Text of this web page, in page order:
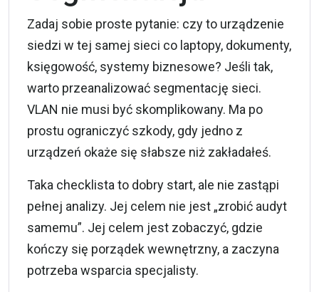
Zadaj sobie proste pytanie: czy to urządzenie
siedzi w tej samej sieci co laptopy, dokumenty,
księgowość, systemy biznesowe? Jeśli tak,
warto przeanalizować segmentację sieci.
VLAN nie musi być skomplikowany. Ma po
prostu ograniczyć szkody, gdy jedno z
urządzeń okaże się słabsze niż zakładałeś.
Taka checklista to dobry start, ale nie zastąpi
pełnej analizy. Jej celem nie jest „zrobić audyt
samemu”. Jej celem jest zobaczyć, gdzie
kończy się porządek wewnętrzny, a zaczyna
potrzeba wsparcia specjalisty.